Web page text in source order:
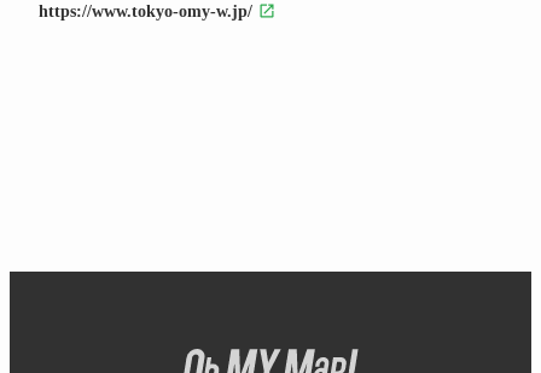
https://www.tokyo-omy-w.jp/